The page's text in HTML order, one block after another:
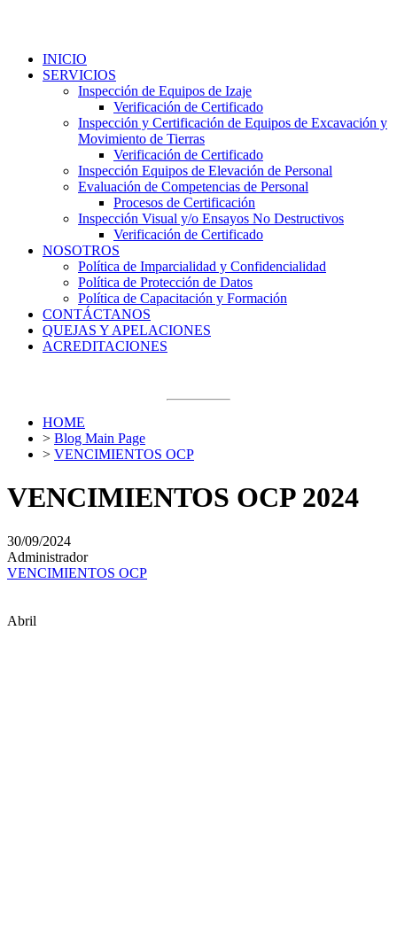
INICIO
SERVICIOS
Inspección de Equipos de Izaje
Verificación de Certificado
Inspección y Certificación de Equipos de Excavación y
Movimiento de Tierras
Verificación de Certificado
Inspección Equipos de Elevación de Personal
Evaluación de Competencias de Personal
Procesos de Certificación
Inspección Visual y/o Ensayos No Destructivos
Verificación de Certificado
NOSOTROS
Política de Imparcialidad y Confidencialidad
Política de Protección de Datos
Política de Capacitación y Formación
CONTÁCTANOS
QUEJAS Y APELACIONES
ACREDITACIONES
HOME
> Blog Main Page
> VENCIMIENTOS OCP
VENCIMIENTOS OCP 2024
30/09/2024
Administrador
VENCIMIENTOS OCP
Abril